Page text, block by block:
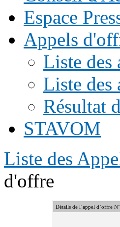
Espace
Appels
Liste des
Liste des
Résultat
STAVOM
Liste des
d'offre
Détails de l’appel d’offre